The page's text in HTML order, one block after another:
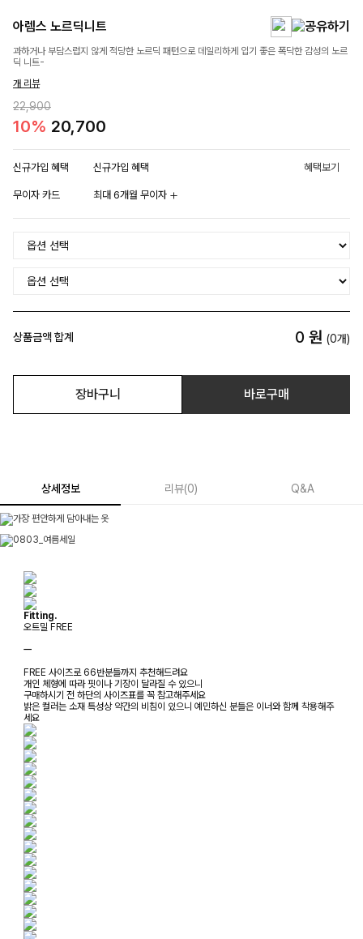
아렘스 노르딕니트
과하거나 부담스럽지 않게 적당한 노르딕 패턴으로 데일리하게 입기 좋은 폭닥한 감성의 노르
딕 니트-
개 리뷰
22,900
10% 20,700
신규가입 혜택 신규가입 혜택 혜택보기
무이자 카드 최대 6개월 무이자
상품금액 합계 0 원 (0개)
장바구니 바로구매
상세정보 리뷰(0) Q&A
Fitting.
오트밀 FREE
ㅡ
FREE 사이즈로 66반분들까지 추천해드려요
개인 체형에 따라 핏이나 기장이 달라질 수 있으니
구매하시기 전 하단의 사이즈표를 꼭 참고해주세요
밝은 컬러는 소재 특성상 약간의 비침이 있으니 예민하신 분들은 이너와 함께 착용해주
세요